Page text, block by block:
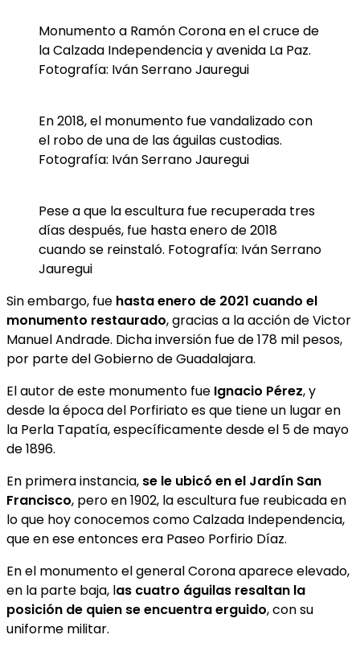
Monumento a Ramón Corona en el cruce de
la Calzada Independencia y avenida La Paz.
Fotografía: Iván Serrano Jauregui
En 2018, el monumento fue vandalizado con
el robo de una de las águilas custodias.
Fotografía: Iván Serrano Jauregui
Pese a que la escultura fue recuperada tres
días después, fue hasta enero de 2018
cuando se reinstaló. Fotografía: Iván Serrano
Jauregui
Sin embargo, fue hasta enero de 2021 cuando el
monumento restaurado, gracias a la acción de Victor
Manuel Andrade. Dicha inversión fue de 178 mil pesos,
por parte del Gobierno de Guadalajara.
El autor de este monumento fue Ignacio Pérez, y
desde la época del Porfiriato es que tiene un lugar en
la Perla Tapatía, específicamente desde el 5 de mayo
de 1896.
En primera instancia, se le ubicó en el Jardín San
Francisco, pero en 1902, la escultura fue reubicada en
lo que hoy conocemos como Calzada Independencia,
que en ese entonces era Paseo Porfirio Díaz.
En el monumento el general Corona aparece elevado,
en la parte baja, las cuatro águilas resaltan la
posición de quien se encuentra erguido, con su
uniforme militar.